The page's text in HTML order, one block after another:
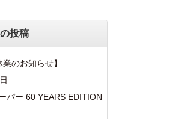
投稿
業のお知らせ】
パー 60 YEARS EDITION